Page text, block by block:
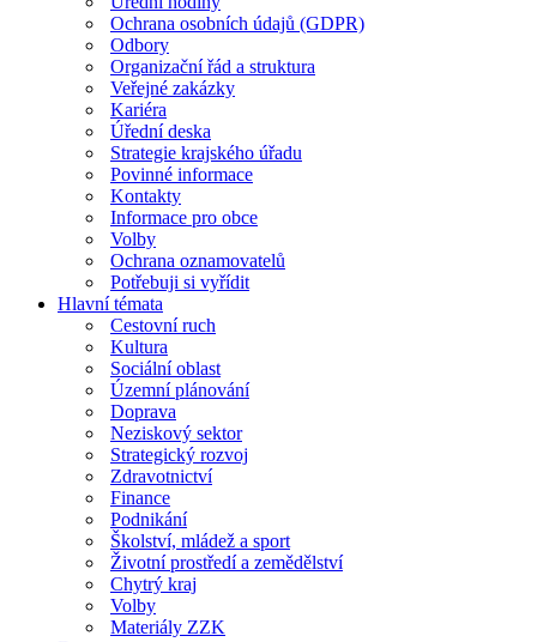
Ochrana osobních údajů (GDPR)
Odbory
Organizační řád a struktura
Veřejné zakázky
Kariéra
Úřední deska
Strategie krajského úřadu
Povinné informace
Kontakty
Informace pro obce
Volby
Ochrana oznamovatelů
Potřebuji si vyřídit
Hlavní témata
Cestovní ruch
Kultura
Sociální oblast
Územní plánování
Doprava
Neziskový sektor
Strategický rozvoj
Zdravotnictví
Finance
Podnikání
Školství, mládež a sport
Životní prostředí a zemědělství
Chytrý kraj
Volby
Materiály ZZK